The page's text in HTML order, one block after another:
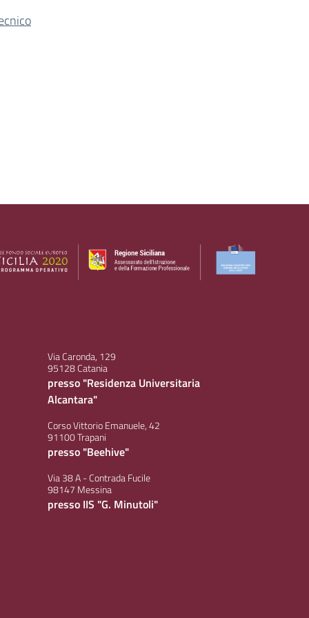
Via Caronda, 129
95128 Catania
presso "Residenza Universitaria
Alcantara"
Corso Vittorio Emanuele, 42
91100 Trapani
presso "Beehive"
Via 38 A - Contrada Fucile
98147 Messina
presso IIS "G. Minutoli"